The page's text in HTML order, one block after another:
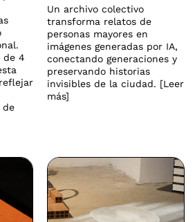
de 4
de
Un archivo colectivo
transforma relatos de
personas mayores en
imágenes generadas por IA,
conectando generaciones y
preservando historias
invisibles de la ciudad. [Leer
más]